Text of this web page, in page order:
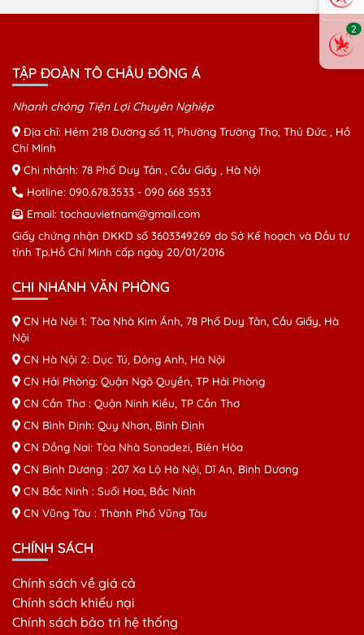
TẬP ĐOÀN TÔ CHÂU ĐÔNG Á
Nhanh chóng Tiện Lợi Chuyên Nghiệp
Địa chỉ: Hẻm 218 Đường số 11, Phường Trường Thọ, Thủ Đức , Hồ
Chí Minh
Chi nhánh: 78 Phố Duy Tân , Cầu Giấy , Hà Nội
Hotline: 090.678.3533 - 090 668 3533
Email: tochauvietnam@gmail.com
Giấy chứng nhận ĐKKD số 3603349269 do Sở Kế hoạch và Đầu tư
tỉnh Tp.Hồ Chí Minh cấp ngày 20/01/2016
2
CHI NHÁNH VĂN PHÒNG
CN Hà Nội 1: Tòa Nhà Kim Ánh, 78 Phố Duy Tân, Cầu Giấy, Hà
Nội
CN Hà Nội 2: Dục Tú, Đông Anh, Hà Nội
CN Hải Phòng: Quận Ngô Quyền, TP Hải Phòng
CN Cần Thơ : Quận Ninh Kiều, TP Cần Thơ
CN Bình Định: Quy Nhơn, Bình Định
CN Đồng Nai: Tòa Nhà Sonadezi, Biên Hòa
CN Bình Dương : 207 Xa Lộ Hà Nội, Dĩ An, Bình Dương
CN Bắc Ninh : Suối Hoa, Bắc Ninh
CN Vũng Tàu : Thành Phố Vũng Tàu
CHÍNH SÁCH
Chính sách về giá cả
Chính sách khiếu nại
Chính sách bảo trì hệ thống